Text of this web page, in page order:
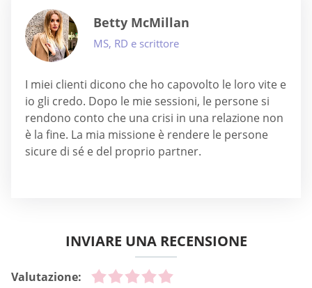
Betty McMillan
MS, RD e scrittore
I miei clienti dicono che ho capovolto le loro vite e
io gli credo. Dopo le mie sessioni, le persone si
rendono conto che una crisi in una relazione non
è la fine. La mia missione è rendere le persone
sicure di sé e del proprio partner.
INVIARE UNA RECENSIONE
Valutazione: